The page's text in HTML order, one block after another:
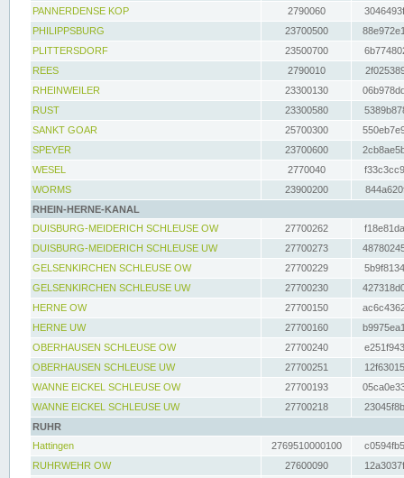
PANNERDENSE KOP
2790060
PHILIPPSBURG
23700500
PLITTERSDORF
23500700
REES
2790010
RHEINWEILER
23300130
RUST
23300580
SANKT GOAR
25700300
SPEYER
23700600
WESEL
2770040
WORMS
23900200
RHEIN-HERNE-KANAL
DUISBURG-MEIDERICH SCHLEUSE OW
27700262
DUISBURG-MEIDERICH SCHLEUSE UW
27700273
GELSENKIRCHEN SCHLEUSE OW
27700229
GELSENKIRCHEN SCHLEUSE UW
27700230
HERNE OW
27700150
HERNE UW
27700160
OBERHAUSEN SCHLEUSE OW
27700240
OBERHAUSEN SCHLEUSE UW
27700251
WANNE EICKEL SCHLEUSE OW
27700193
WANNE EICKEL SCHLEUSE UW
27700218
RUHR
Hattingen
2769510000100
RUHRWEHR OW
27600090